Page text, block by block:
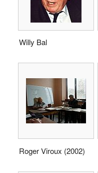
Willy Bal
Roger Viroux (2002)